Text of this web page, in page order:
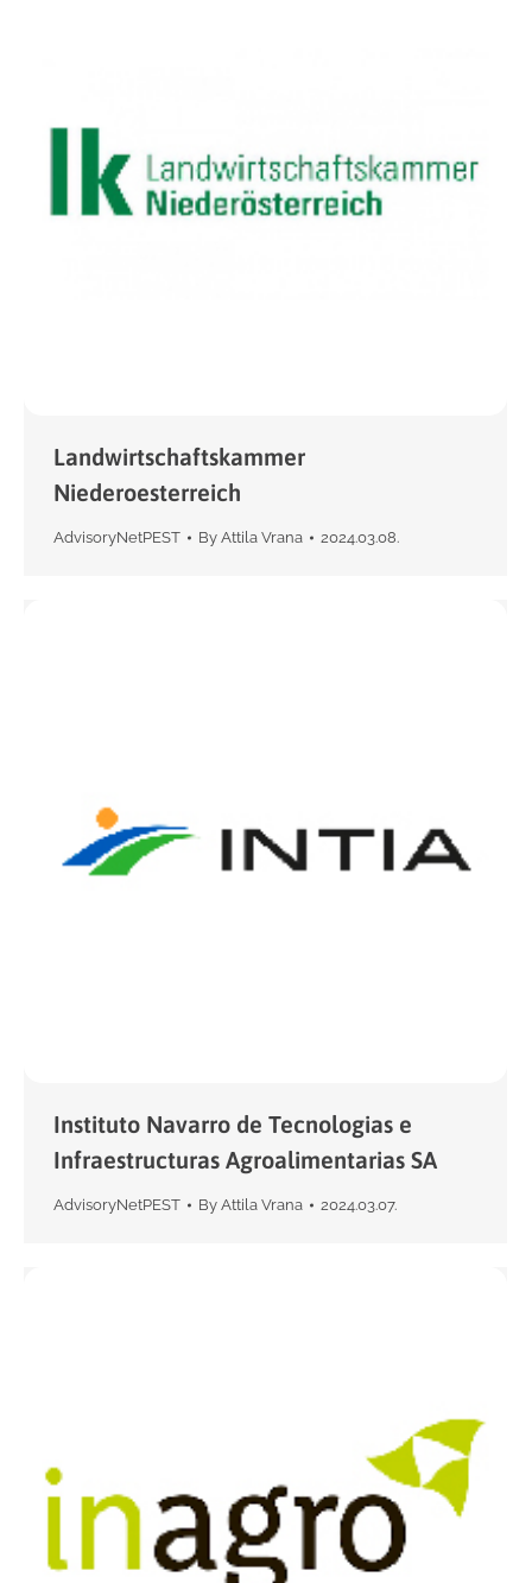
Landwirtschaftskammer
Niederoesterreich
AdvisoryNetPEST By Attila Vrana 2024.03.08.
Instituto Navarro de Tecnologias e
Infraestructuras Agroalimentarias SA
AdvisoryNetPEST By Attila Vrana 2024.03.07.